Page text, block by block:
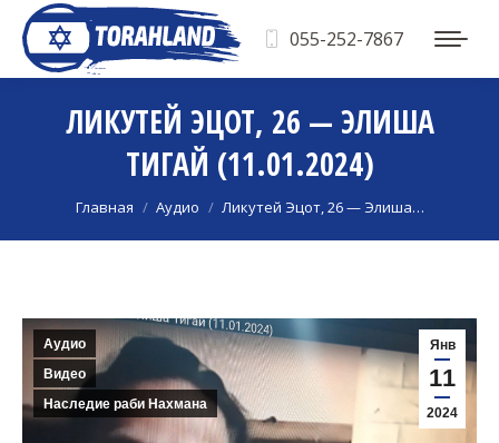
055-252-7867
ЛИКУТЕЙ ЭЦОТ, 26 — ЭЛИША
ТИГАЙ (11.01.2024)
Вы здесь:
Главная Аудио Ликутей Эцот, 26 — Элиша…
Янв
11
2024
Аудио
Видео
Наследие раби Нахмана